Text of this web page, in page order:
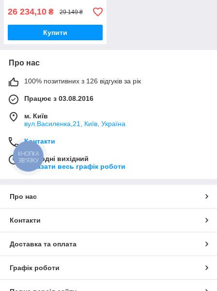
26 234,10 ₴ 29 149 ₴
Купити
Про нас
100% позитивних з 126 відгуків за рік
Працює з 03.08.2016
м. Київ
вул.Василенка,21, Київ, Україна
Контакти
Сьогодні вихідний
Показати весь графік роботи
Про нас
Контакти
Доставка та оплата
Графік роботи
КНОПКА
ЗВ'ЯЗКУ